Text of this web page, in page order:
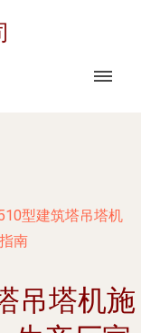
型建筑塔吊塔机
南
吊塔机施